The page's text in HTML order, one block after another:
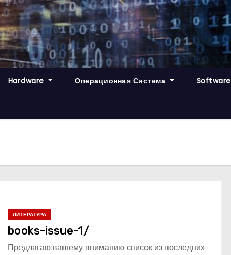
Hardware Операционная Система Software
ЛИТЕРАТУРА
books-issue-1/
Предлагаю вашему вниманию список из последних